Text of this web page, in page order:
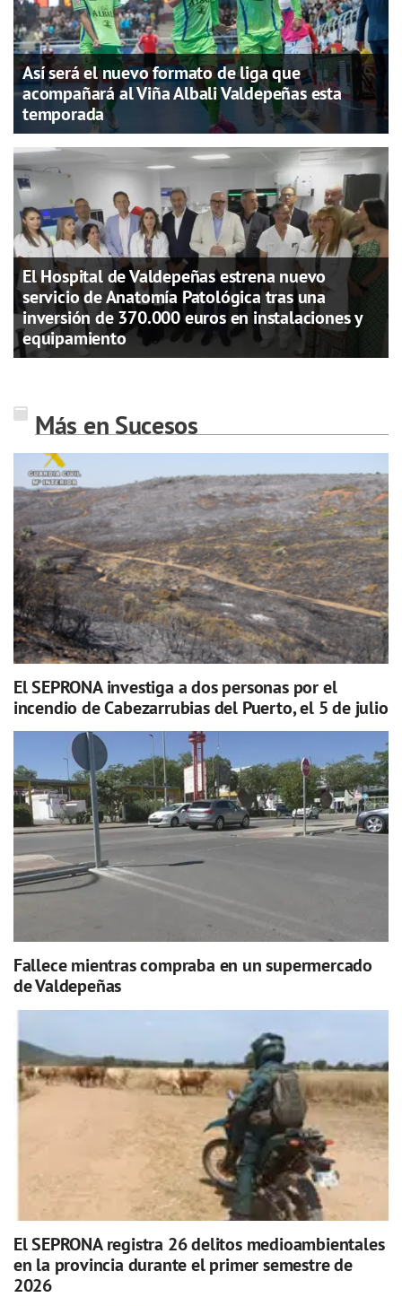
Así será el nuevo formato de liga que
acompañará al Viña Albali Valdepeñas esta
temporada
El Hospital de Valdepeñas estrena nuevo
servicio de Anatomía Patológica tras una
inversión de 370.000 euros en instalaciones y
equipamiento
Más en Sucesos
El SEPRONA investiga a dos personas por el
incendio de Cabezarrubias del Puerto, el 5 de julio
Fallece mientras compraba en un supermercado
de Valdepeñas
El SEPRONA registra 26 delitos medioambientales
en la provincia durante el primer semestre de
2026